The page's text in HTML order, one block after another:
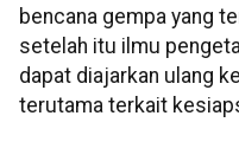
bencana gempa yang
setelah itu ilmu
dapat diajarkan ulang
terutama terkait